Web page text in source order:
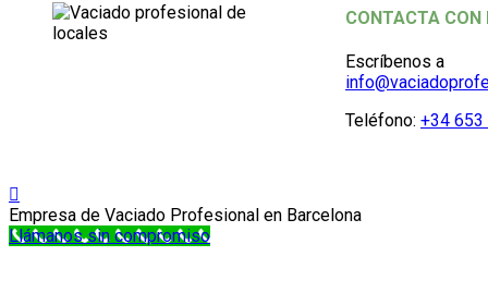
CONTACTA CON
Escríbenos a
Teléfono: +34
Empresa de Vaciado Profesional en Barcelona
Llámanos sin compromiso